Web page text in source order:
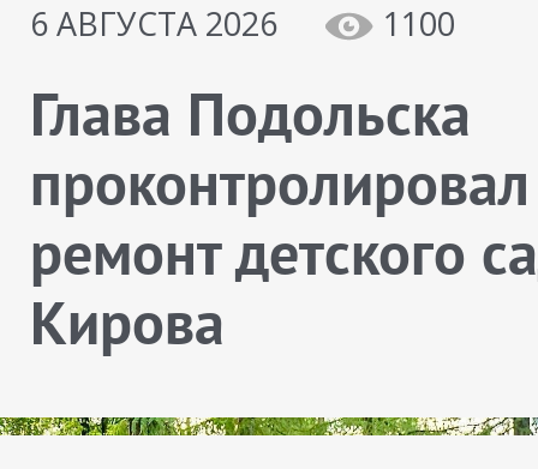
6 АВГУСТА 2026
1100
Глава Подольска
проконтролировал
ремонт детского
Кирова